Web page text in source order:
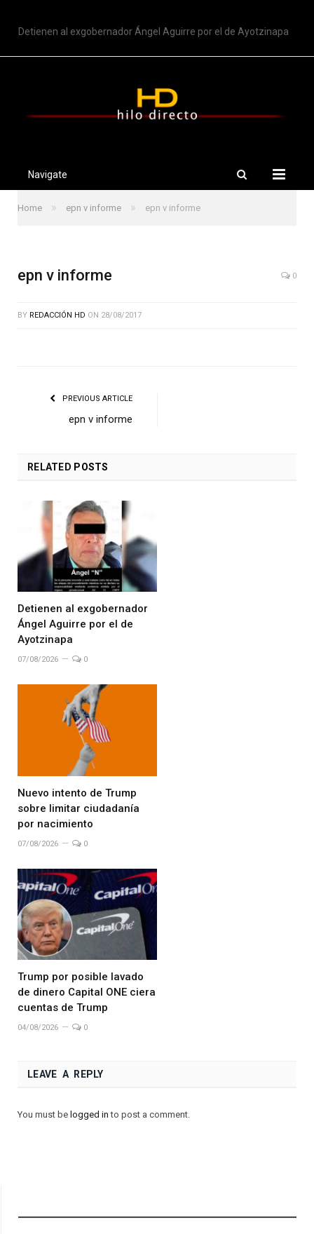
Detienen al exgobernador Ángel Aguirre por el de Ayotzinapa
Navigate
Home » epn v informe » epn v informe
epn v informe 0
BY REDACCIÓN HD ON 28/08/2017
PREVIOUS ARTICLE
epn v informe
RELATED POSTS
Detienen al exgobernador
Ángel Aguirre por el de
Ayotzinapa
07/08/2026 0
Nuevo intento de Trump
sobre limitar ciudadanía
por nacimiento
07/08/2026 0
Trump por posible lavado
de dinero Capital ONE ciera
cuentas de Trump
04/08/2026 0
LEAVE A REPLY
You must be logged in to post a comment.